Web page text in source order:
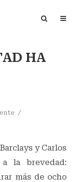
HA
y Carlos
a la brevedad:
más de ocho